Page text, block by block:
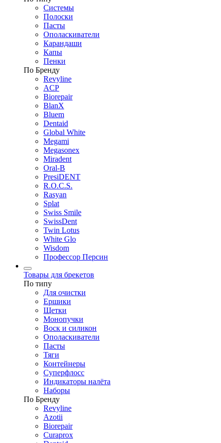
Системы
Полоски
Пасты
Ополаскиватели
Карандаши
Капы
Пенки
По Бренду
Revyline
ACP
Biorepair
BlanX
Bluem
Dentaid
Global White
Megami
Megasonex
Miradent
Oral-B
PresiDENT
R.O.C.S.
Rasyan
Splat
Swiss Smile
SwissDent
Twin Lotus
White Glo
Wisdom
Профессор Персин
Товары для брекетов
По типу
Для очистки
Ершики
Щетки
Монопучки
Воск и силикон
Ополаскиватели
Пасты
Тяги
Контейнеры
Суперфлосс
Индикаторы налёта
Наборы
По Бренду
Revyline
Azotii
Biorepair
Curaprox